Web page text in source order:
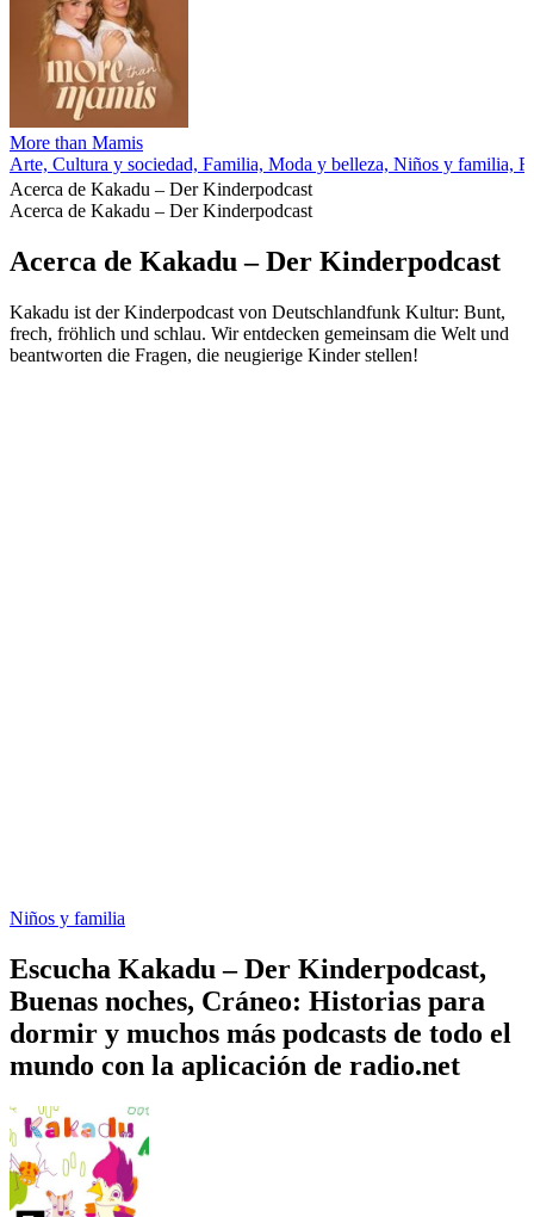
More than Mamis
Arte, Cultura y sociedad, Familia, Moda y belleza, Niños y familia,
Acerca de Kakadu – Der Kinderpodcast
Acerca de Kakadu – Der Kinderpodcast
Acerca de Kakadu – Der Kinderpodcast
Kakadu ist der Kinderpodcast von Deutschlandfunk Kultur: Bunt,
frech, fröhlich und schlau. Wir entdecken gemeinsam die Welt und
beantworten die Fragen, die neugierige Kinder stellen!
Niños y familia
Escucha Kakadu – Der Kinderpodcast,
Buenas noches, Cráneo: Historias para
dormir y muchos más podcasts de todo el
mundo con la aplicación de radio.net